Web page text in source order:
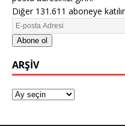
Diğer 131.611 aboneye
Abone ol
ARŞIV